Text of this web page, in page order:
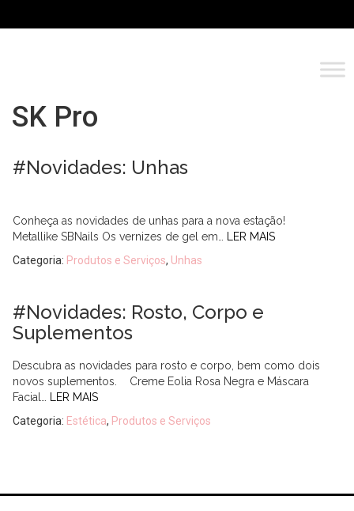
SK Pro
#Novidades: Unhas
Conheça as novidades de unhas para a nova estação!
Metallike SBNails Os vernizes de gel em…
LER MAIS
Categoria: Produtos e Serviços, Unhas
#Novidades: Rosto, Corpo e
Suplementos
Descubra as novidades para rosto e corpo, bem como dois
novos suplementos. Creme Eolia Rosa Negra e Máscara
Facial…
LER MAIS
Categoria: Estética, Produtos e Serviços